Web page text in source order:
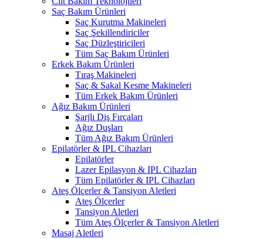
Saç Bakım Ürünleri
Saç Kurutma Makineleri
Saç Şekillendiriciler
Saç Düzleştiricileri
Tüm Saç Bakım Ürünleri
Erkek Bakım Ürünleri
Tıraş Makineleri
Saç & Sakal Kesme Makineleri
Tüm Erkek Bakım Ürünleri
Ağız Bakım Ürünleri
Şarjlı Diş Fırçaları
Ağız Duşları
Tüm Ağız Bakım Ürünleri
Epilatörler & IPL Cihazları
Epilatörler
Lazer Epilasyon & IPL Cihazları
Tüm Epilatörler & IPL Cihazları
Ateş Ölçerler & Tansiyon Aletleri
Ateş Ölçerler
Tansiyon Aletleri
Tüm Ateş Ölçerler & Tansiyon Aletleri
Masaj Aletleri